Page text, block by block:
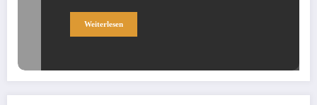
Weiterlesen